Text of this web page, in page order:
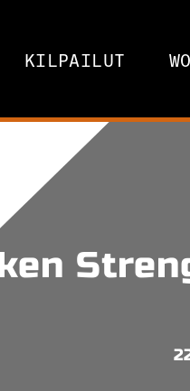
KILPAILUT